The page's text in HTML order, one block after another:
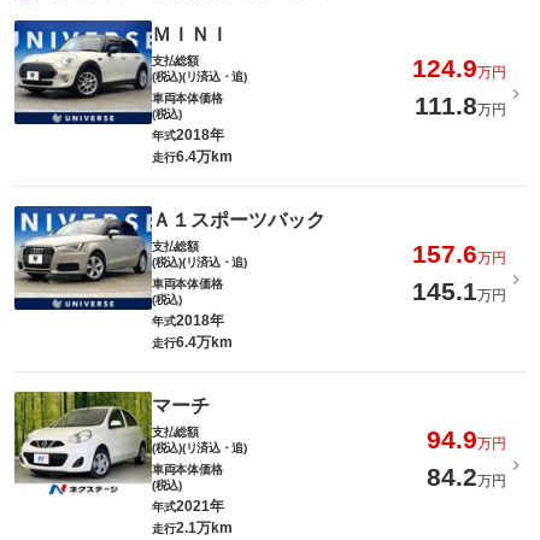
ＭＩＮＩ
支払総額
(税込)(リ済込・追)
124.9万円
車両本体価格
(税込)
111.8万円
年式2018年
走行6.4万km
Ａ１スポーツバック
支払総額
(税込)(リ済込・追)
157.6万円
車両本体価格
(税込)
145.1万円
年式2018年
走行6.4万km
マーチ
支払総額
(税込)(リ済込・追)
94.9万円
車両本体価格
(税込)
84.2万円
年式2021年
走行2.1万km